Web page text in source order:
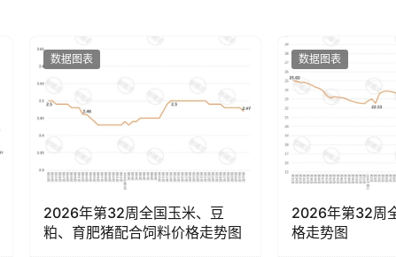
数据图表
2026年第32周全国玉米、豆
粕、育肥猪配合饲料价格走势图
数据图表
2026年第32周
格走势图